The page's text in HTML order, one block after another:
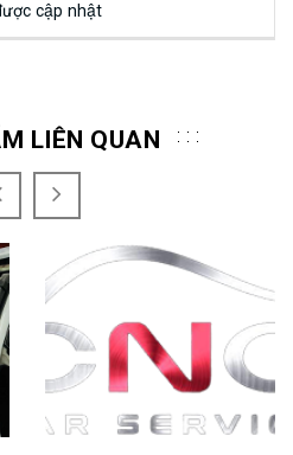
cập nhật
LIÊN QUAN